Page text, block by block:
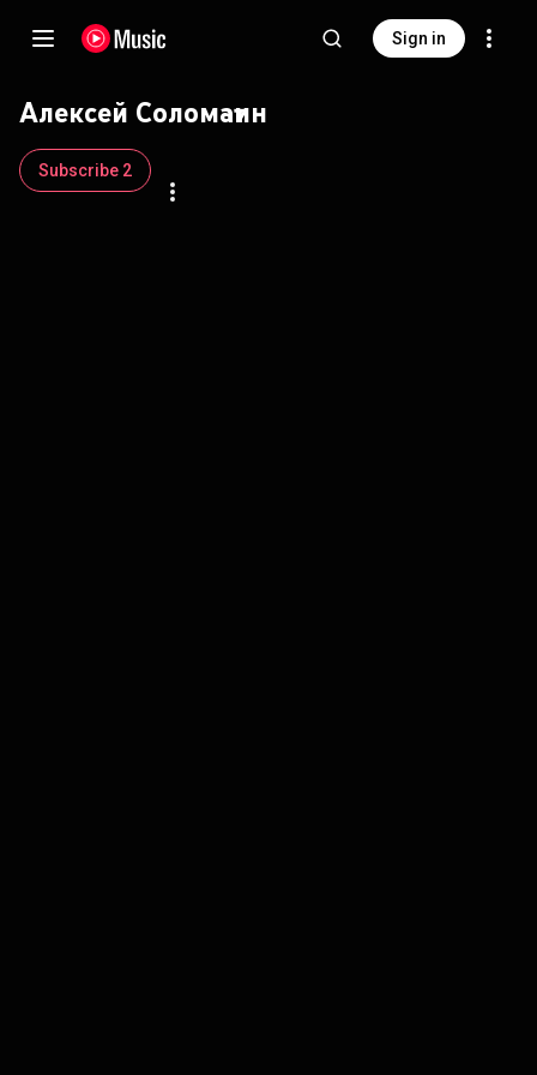
Sign in
Алексей Соломатин
Subscribe 2